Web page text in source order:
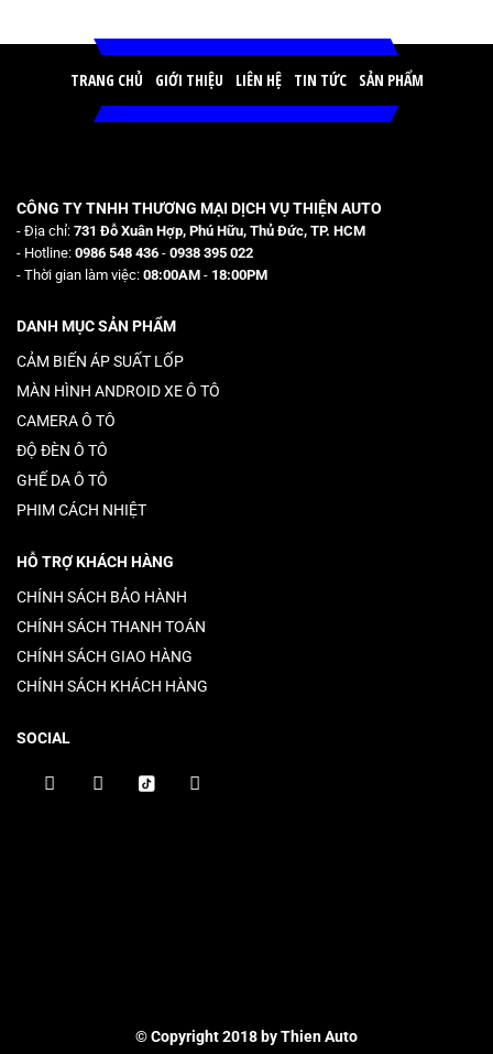
TRANG CHỦ GIỚI THIỆU LIÊN HỆ TIN TỨC SẢN PHẨM
CÔNG TY TNHH THƯƠNG MẠI DỊCH VỤ THIỆN AUTO
- Địa chỉ: 731 Đỗ Xuân Hợp, Phú Hữu, Thủ Đức, TP. HCM
- Hotline: 0986 548 436 - 0938 395 022
- Thời gian làm việc: 08:00AM - 18:00PM
DANH MỤC SẢN PHẨM
CẢM BIẾN ÁP SUẤT LỐP
MÀN HÌNH ANDROID XE Ô TÔ
CAMERA Ô TÔ
ĐỘ ĐÈN Ô TÔ
GHẾ DA Ô TÔ
PHIM CÁCH NHIỆT
HỖ TRỢ KHÁCH HÀNG
CHÍNH SÁCH BẢO HÀNH
CHÍNH SÁCH THANH TOÁN
CHÍNH SÁCH GIAO HÀNG
CHÍNH SÁCH KHÁCH HÀNG
SOCIAL
© Copyright 2018 by Thien Auto